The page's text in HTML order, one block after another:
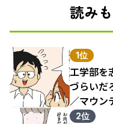
読み
1位
工学部を
づらいだ
／マウン
結果（1）
2位